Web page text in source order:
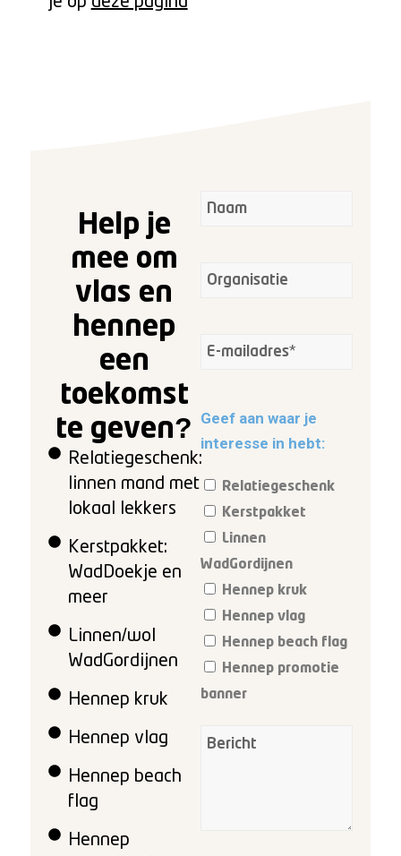
Help je
mee om
vlas en
hennep
een
toekomst
te geven?
Relatiegeschenk:
linnen mand met
lokaal lekkers
Kerstpakket:
WadDoekje en
meer
Linnen/wol
WadGordijnen
Hennep kruk
Hennep vlag
Hennep beach
flag
Hennep
Geef aan waar je
interesse in hebt:
Relatiegeschenk
Kerstpakket
Linnen
WadGordijnen
Hennep kruk
Hennep vlag
Hennep beach flag
Hennep promotie
banner